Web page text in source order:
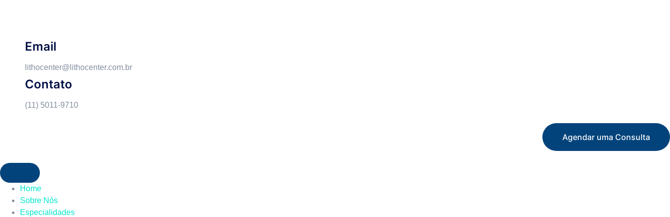
Email
lithocenter@lithocenter.com.br
Contato
(11) 5011-9710
Agendar uma Consulta
Home
Sobre Nós
Especialidades